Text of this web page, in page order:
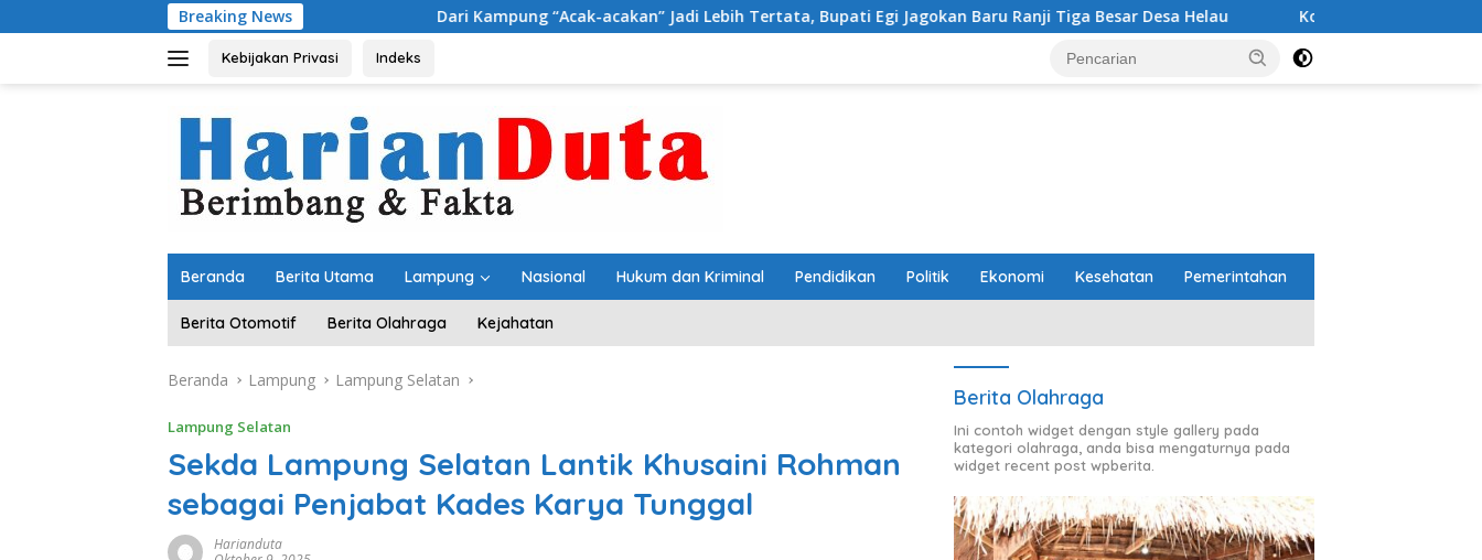
ke
Breaking NewsDari Kampung “Acak-acakan” Jadi Lebih Tertata, Bupati Egi Jagokan Baru Ranji Tiga Besar Desa Helau Komitmen Merawat Kerukunan
Kebijakan Privasi Indeks
Beranda Berita Utama Lampung Nasional Hukum dan Kriminal Pendidikan Politik Ekonomi Kesehatan Pemerintahan
Berita Otomotif Berita Olahraga Kejahatan
Beranda Lampung Lampung Selatan
Lampung Selatan
Sekda Lampung Selatan Lantik Khusaini Rohman
sebagai Penjabat Kades Karya Tunggal
Harianduta
Berita Olahraga
Ini contoh widget dengan style gallery pada
kategori olahraga, anda bisa mengaturnya pada
widget recent post wpberita.